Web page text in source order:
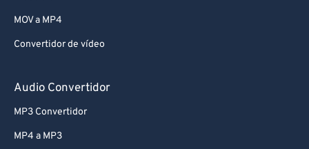
MOV a MP4
Convertidor de vídeo
Audio Convertidor
MP3 Convertidor
MP4 a MP3